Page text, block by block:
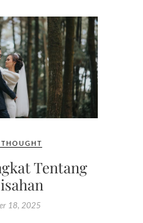
Tentang
18, 2025